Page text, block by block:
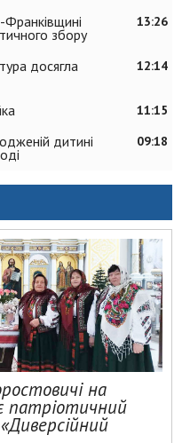
13:26
збору
12:14
досягла
11:15
09:18
дитині
на
патріотичний